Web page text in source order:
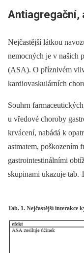
Antiagregační,
Nejčastější látkou
nemocných je v našich
(ASA). O příznivém
kardiovaskulárních
Souhrn
u vředové choroby
krvácení, nabádá k
astmatem, poškozením
gastrointestinálními
skupinami ukazuje tab.
Tab. 1. Nejčastější interakce